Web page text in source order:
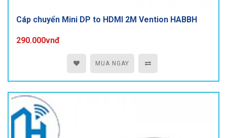
Cáp chuyển Mini DP to HDMI 2M Vention HABBH
290.000vnđ
MUA NGAY